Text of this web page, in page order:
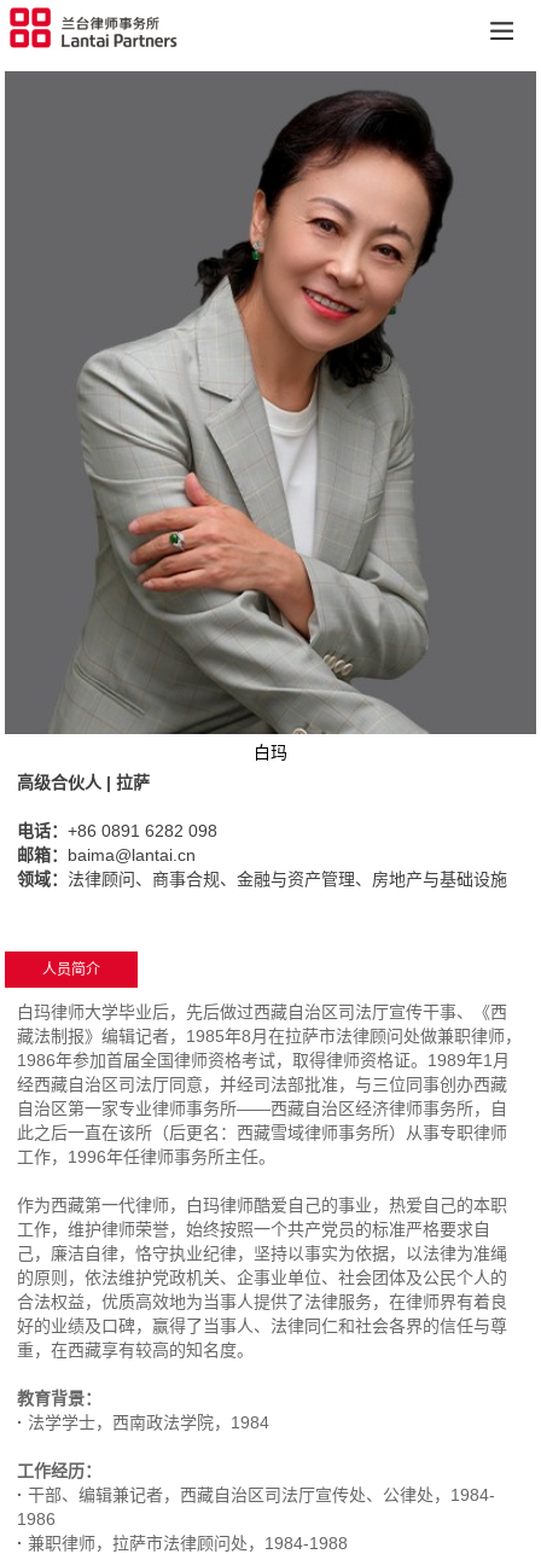
白玛
高级合伙人 | 拉萨
电话：+86 0891 6282 098
邮箱： baima@lantai.cn
领域： 法律顾问、商事合规、金融与资产管理、房地产与基础设施
人员简介
白玛律师大学毕业后，先后做过西藏自治区司法厅宣传干事、《西
藏法制报》编辑记者，1985年8月在拉萨市法律顾问处做兼职律师，
1986年参加首届全国律师资格考试，取得律师资格证。1989年1月
经西藏自治区司法厅同意，并经司法部批准，与三位同事创办西藏
自治区第一家专业律师事务所——西藏自治区经济律师事务所，自
此之后一直在该所（后更名：西藏雪域律师事务所）从事专职律师
工作，1996年任律师事务所主任。
作为西藏第一代律师，白玛律师酷爱自己的事业，热爱自己的本职
工作，维护律师荣誉，始终按照一个共产党员的标准严格要求自
己，廉洁自律，恪守执业纪律，坚持以事实为依据，以法律为准绳
的原则，依法维护党政机关、企事业单位、社会团体及公民个人的
合法权益，优质高效地为当事人提供了法律服务，在律师界有着良
好的业绩及口碑，赢得了当事人、法律同仁和社会各界的信任与尊
重，在西藏享有较高的知名度。
教育背景：
· 法学学士，西南政法学院，1984
工作经历：
·干部、编辑兼记者，西藏自治区司法厅宣传处、公律处，1984-
1986
·兼职律师，拉萨市法律顾问处，1984-1988